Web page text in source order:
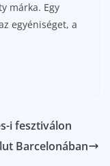
márka. Egy
egyéniséget, a
i fesztiválon
Barcelonában